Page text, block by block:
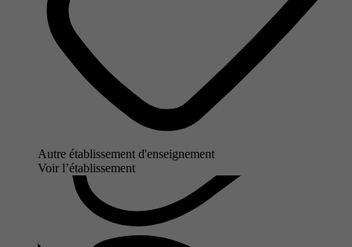
Autre établissement d'enseignement
Voir l’établissement